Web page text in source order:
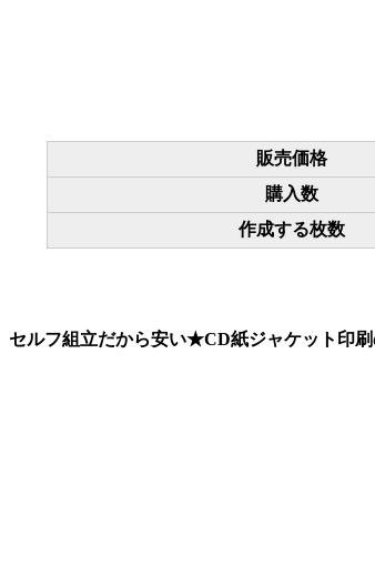
販売価格
購入数
作成する枚数
セルフ組立だから安い★CD紙ジャケット印